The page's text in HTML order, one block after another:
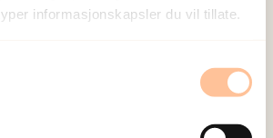
informasjonskapsler du vil tillate.